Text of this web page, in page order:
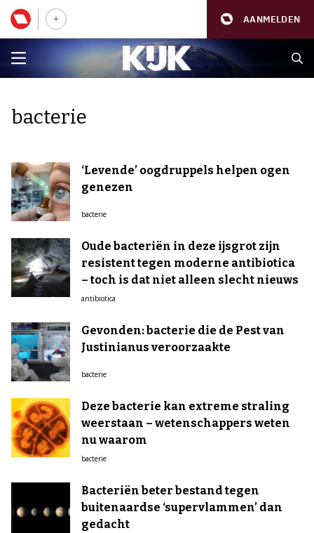
AANMELDEN
bacterie
‘Levende’ oogdruppels helpen ogen
genezen
bacterie
Oude bacteriën in deze ijsgrot zijn
resistent tegen moderne antibiotica
– toch is dat niet alleen slecht nieuws
antibiotica
Gevonden: bacterie die de Pest van
Justinianus veroorzaakte
bacterie
Deze bacterie kan extreme straling
weerstaan – wetenschappers weten
nu waarom
bacterie
Bacteriën beter bestand tegen
buitenaardse ‘supervlammen’ dan
gedacht